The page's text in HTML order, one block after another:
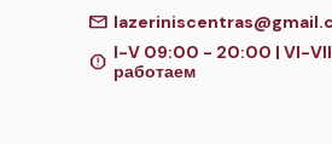
mail
report I-V 09:00 - 20:00 | VI-
работаем